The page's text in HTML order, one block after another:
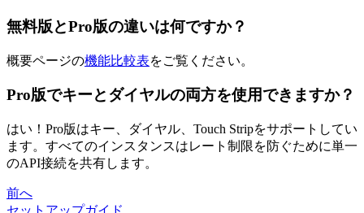
無料版とPro版の違いは何ですか？
概要ページの機能比較表をご覧ください。
Pro版でキーとダイヤルの両方を使用できますか？
はい！Pro版はキー、ダイヤル、Touch Stripをサポートしてい
ます。すべてのインスタンスはレート制限を防ぐために単一
のAPI接続を共有します。
前へ
セットアップガイド